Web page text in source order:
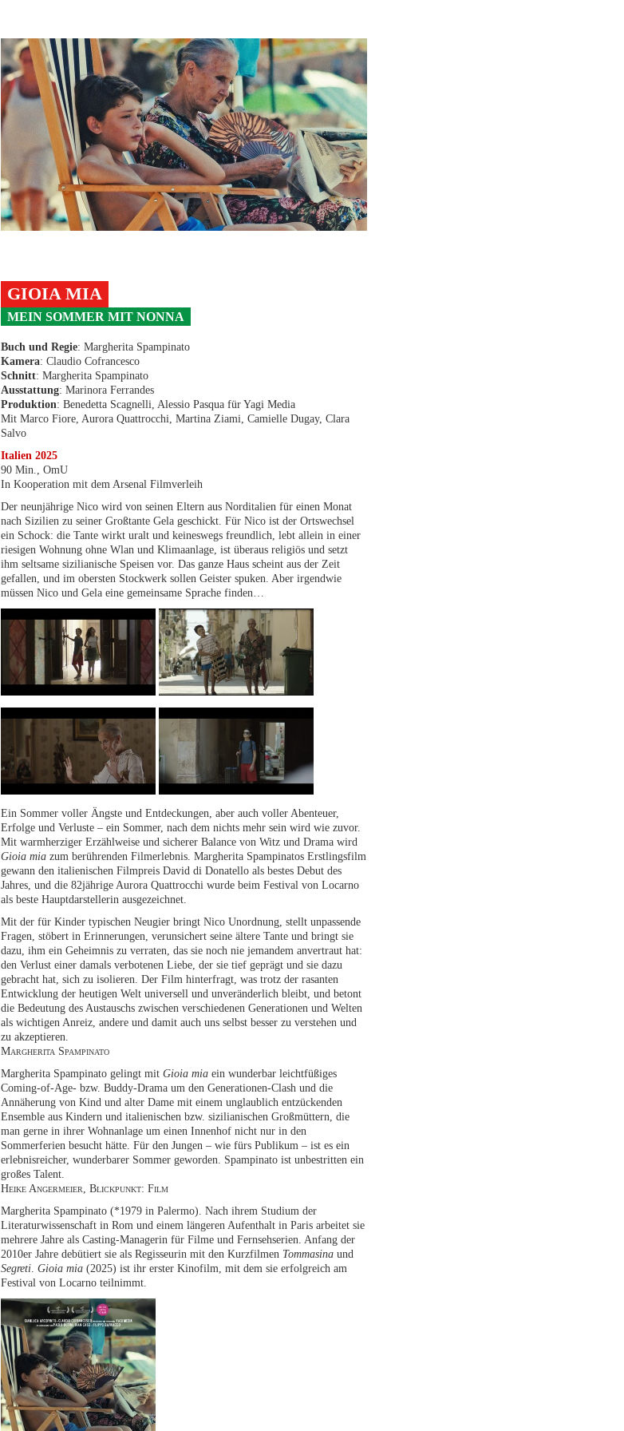
GIOIA MIA
MEIN SOMMER MIT NONNA
Buch und Regie: Margherita Spampinato
Kamera: Claudio Cofrancesco
Schnitt: Margherita Spampinato
Ausstattung: Marinora Ferrandes
Produktion: Benedetta Scagnelli, Alessio Pasqua für Yagi Media
Mit Marco Fiore, Aurora Quattrocchi, Martina Ziami, Camielle Dugay, Clara
Salvo
Italien 2025
90 Min., OmU
In Kooperation mit dem Arsenal Filmverleih
Der neunjährige Nico wird von seinen Eltern aus Norditalien für einen Monat
nach Sizilien zu seiner Großtante Gela geschickt. Für Nico ist der Ortswechsel
ein Schock: die Tante wirkt uralt und keineswegs freundlich, lebt allein in einer
riesigen Wohnung ohne Wlan und Klimaanlage, ist überaus religiös und setzt
ihm seltsame sizilianische Speisen vor. Das ganze Haus scheint aus der Zeit
gefallen, und im obersten Stockwerk sollen Geister spuken. Aber irgendwie
müssen Nico und Gela eine gemeinsame Sprache finden…
Ein Sommer voller Ängste und Entdeckungen, aber auch voller Abenteuer,
Erfolge und Verluste – ein Sommer, nach dem nichts mehr sein wird wie zuvor.
Mit warmherziger Erzählweise und sicherer Balance von Witz und Drama wird
Gioia mia zum berührenden Filmerlebnis. Margherita Spampinatos Erstlingsfilm
gewann den italienischen Filmpreis David di Donatello als bestes Debut des
Jahres, und die 82jährige Aurora Quattrocchi wurde beim Festival von Locarno
als beste Hauptdarstellerin ausgezeichnet.
Mit der für Kinder typischen Neugier bringt Nico Unordnung, stellt unpassende
Fragen, stöbert in Erinnerungen, verunsichert seine ältere Tante und bringt sie
dazu, ihm ein Geheimnis zu verraten, das sie noch nie jemandem anvertraut hat:
den Verlust einer damals verbotenen Liebe, der sie tief geprägt und sie dazu
gebracht hat, sich zu isolieren. Der Film hinterfragt, was trotz der rasanten
Entwicklung der heutigen Welt universell und unveränderlich bleibt, und betont
die Bedeutung des Austauschs zwischen verschiedenen Generationen und Welten
als wichtigen Anreiz, andere und damit auch uns selbst besser zu verstehen und
zu akzeptieren.
Margherita Spampinato
Margherita Spampinato gelingt mit Gioia mia ein wunderbar leichtfüßiges
Coming-of-Age- bzw. Buddy-Drama um den Generationen-Clash und die
Annäherung von Kind und alter Dame mit einem unglaublich entzückenden
Ensemble aus Kindern und italienischen bzw. sizilianischen Großmüttern, die
man gerne in ihrer Wohnanlage um einen Innenhof nicht nur in den
Sommerferien besucht hätte. Für den Jungen – wie fürs Publikum – ist es ein
erlebnisreicher, wunderbarer Sommer geworden. Spampinato ist unbestritten ein
großes Talent.
Heike Angermeier, Blickpunkt: Film
Margherita Spampinato (*1979 in Palermo). Nach ihrem Studium der
Literaturwissenschaft in Rom und einem längeren Aufenthalt in Paris arbeitet sie
mehrere Jahre als Casting-Managerin für Filme und Fernsehserien. Anfang der
2010er Jahre debütiert sie als Regisseurin mit den Kurzfilmen Tommasina und
Segreti. Gioia mia (2025) ist ihr erster Kinofilm, mit dem sie erfolgreich am
Festival von Locarno teilnimmt.